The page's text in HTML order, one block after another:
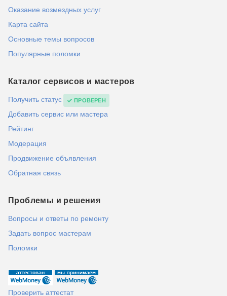
Оказание возмездных услуг
Карта сайта
Основные темы вопросов
Популярные поломки
Каталог сервисов и мастеров
Получить статус ПРОВЕРЕН
Добавить сервис или мастера
Рейтинг
Модерация
Продвижение объявления
Обратная связь
Проблемы и решения
Вопросы и ответы по ремонту
Задать вопрос мастерам
Поломки
Проверить аттестат